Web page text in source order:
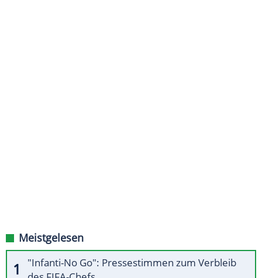
Meistgelesen
"Infanti-No Go": Pressestimmen zum Verbleib